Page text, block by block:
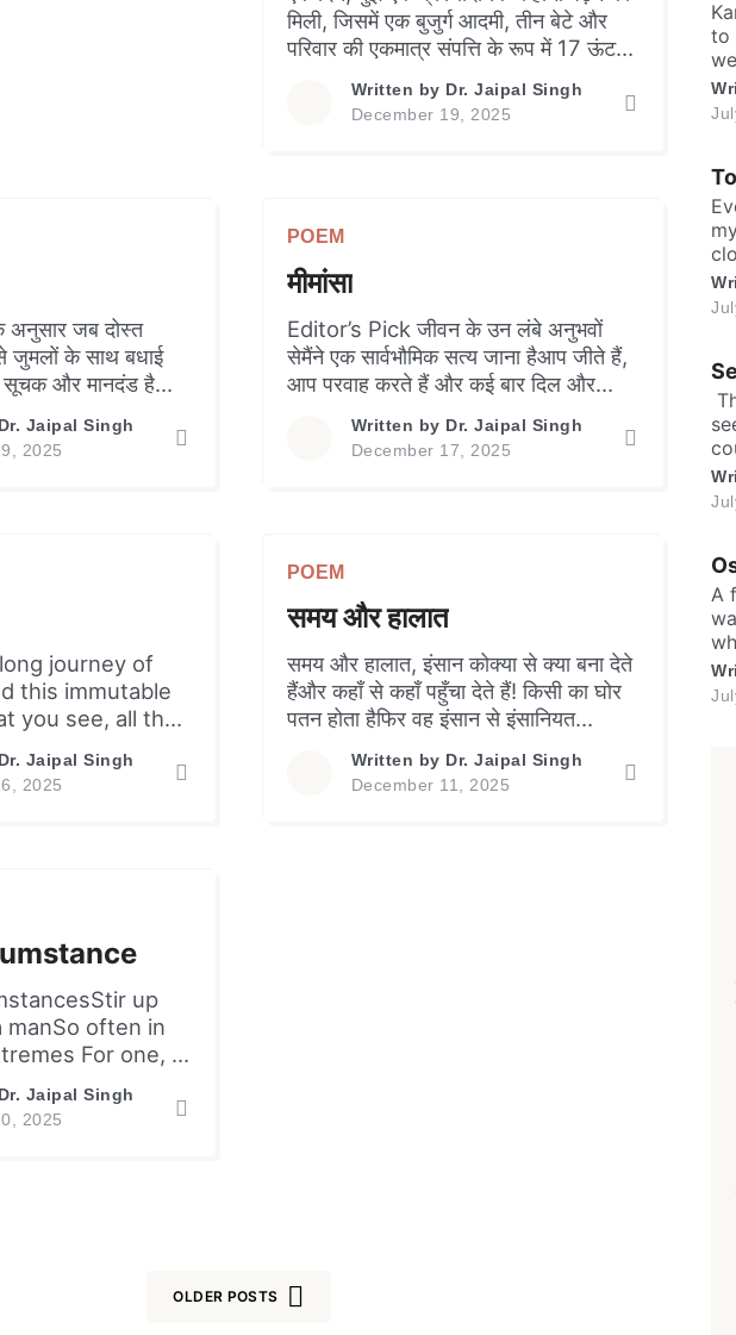
मिली, जिसमें एक बुजुर्ग आदमी, तीन बेटे और
परिवार की एकमात्र संपत्ति के रूप में 17 ऊंट
पिता की मृत्यु हो गई, और मृत्यु से पूर्व उन्होंने एक
सीलबंद लिफाफे में अपनी वसीयत छोड़ दी।
Written by Dr. Jaipal Singh
December 19, 2025
अनुसार जब दोस्त
जुमलों के साथ बधाई
सूचक और मानदंड हैकि
दिखने की कोशिश
हैंतो पुरुष भी प्राय:
Dr. Jaipal Singh
2025
POEM
मीमांसा
Editor’s Pick जीवन के उन लंबे अनुभवों
सेमैंने एक सार्वभौमिक सत्य जाना हैआप जीते हैं,
आप परवाह करते हैं और कई बार दिल और
हमेशा याद रखने लायक बात है…आपको अपनी
आत्मा पर कठोरहोने का कोई अधिकार नहीं
Written by Dr. Jaipal Singh
December 17, 2025
journey of
this immutable
you see, all that
you love, you
rejoice as well
Dr. Jaipal Singh
2025
POEM
समय और हालात
समय और हालात, इंसान कोक्या से क्या बना देते
हैंऔर कहाँ से कहाँ पहुँचा देते हैं! किसी का घोर
पतन होता हैफिर वह इंसान से इंसानियत
को यही कारकऊर्ध्वगामी दिशा दे जाते हैं,जीवन में
शिखर तक ले जाते हैं। एक स्वार्थ और
Written by Dr. Jaipal Singh
December 11, 2025
up
manSo often in
For one, it
the lowest
While it
Dr. Jaipal Singh
2025
OLDER POSTS
a
to
or
A
Login
Welcome to My Humming Word
Brief and amiable onboarding is the first thing a new
user sees in the theme.